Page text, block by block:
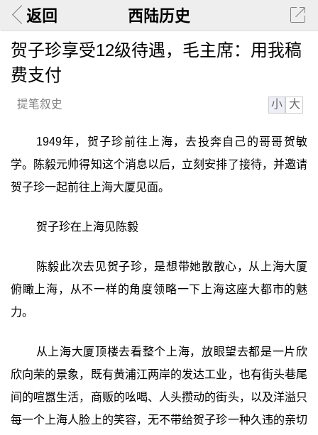
返回 西陆历史
贺子珍享受12级待遇，毛主席：用我稿
费支付
提笔叙史 小 大
1949年，贺子珍前往上海，去投奔自己的哥哥贺敏
学。陈毅元帅得知这个消息以后，立刻安排了接待，并邀请
贺子珍一起前往上海大厦见面。
贺子珍在上海见陈毅
陈毅此次去见贺子珍，是想带她散散心，从上海大厦
俯瞰上海，从不一样的角度领略一下上海这座大都市的魅
力。
从上海大厦顶楼去看整个上海，放眼望去都是一片欣
欣向荣的景象，既有黄浦江两岸的发达工业，也有街头巷尾
间的喧嚣生活，商贩的吆喝、人头攒动的街头，以及洋溢只
每一个上海人脸上的笑容，无不带给贺子珍一种久违的亲切